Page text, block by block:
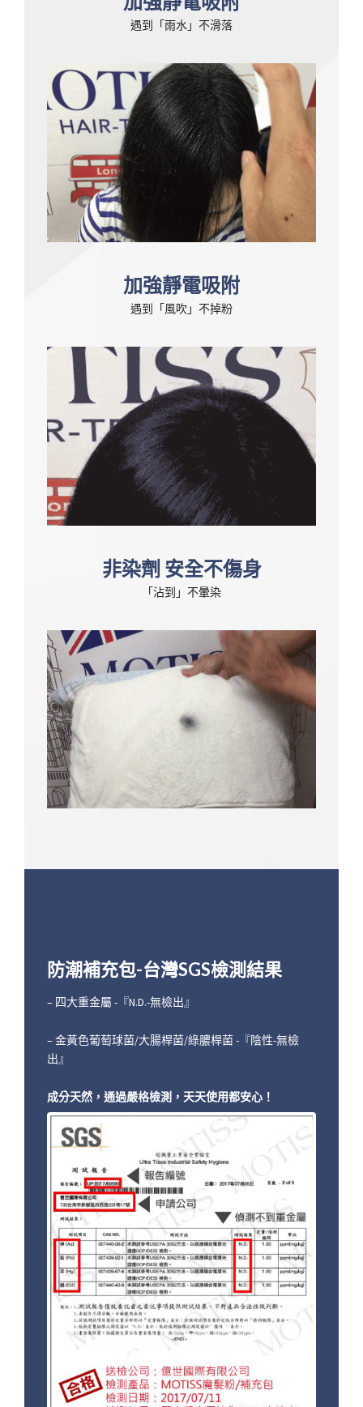
遇到「雨水」不滑落
加強靜電吸附
遇到「風吹」不掉粉
非染劑 安全不傷身
「沾到」不暈染
防潮補充包-台灣SGS檢測結果
– 四大重金屬 -『N.D.-無檢出』
– 金黃色葡萄球菌/大腸桿菌/綠膿桿菌 -『陰性-無檢
出』
成分天然，通過嚴格檢測，天天使用都安心！